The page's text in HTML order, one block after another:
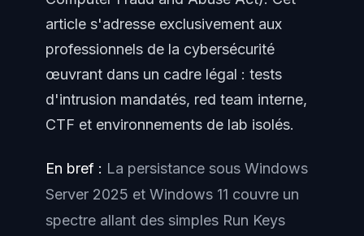
article s'adresse exclusivement aux
professionnels de la cybersécurité
œuvrant dans un cadre légal : tests
d'intrusion mandatés, red team interne,
CTF et environnements de lab isolés.
En bref : La persistance sous Windows
Server 2025 et Windows 11 couvre un
spectre allant des simples Run Keys